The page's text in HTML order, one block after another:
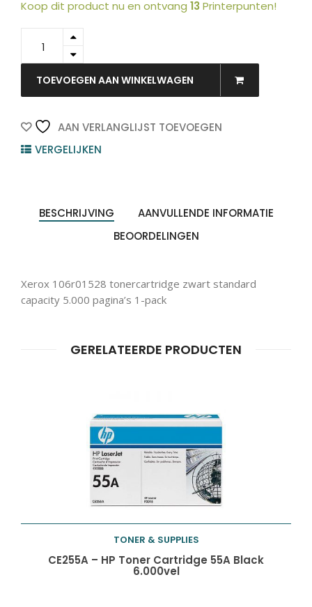
Koop dit product nu en ontvang 13 Printerpunten!
106R01528
Xerox
Toner
Cartridge
5.000vel
quantity
TOEVOEGEN AAN WINKELWAGEN
AAN VERLANGLIJST TOEVOEGEN
VERGELIJKEN
BESCHRIJVING
AANVULLENDE INFORMATIE
BEOORDELINGEN
Xerox 106r01528 tonercartridge zwart standard
capacity 5.000 pagina’s 1-pack
GERELATEERDE PRODUCTEN
Toevoegen aan
TONER & SUPPLIES
CE255A – HP Toner Cartridge 55A Black
6.000vel
Producten
zoeken